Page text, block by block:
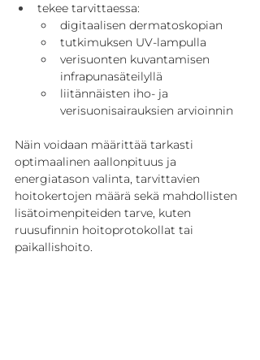
tekee tarvittaessa:
digitaalisen dermatoskopian
tutkimuksen UV-lampulla
verisuonten kuvantamisen
infrapunasäteilyllä
liitännäisten iho- ja
verisuonisairauksien arvioinnin
Näin voidaan määrittää tarkasti
optimaalinen aallonpituus ja
energiatason valinta, tarvittavien
hoitokertojen määrä sekä mahdollisten
lisätoimenpiteiden tarve, kuten
ruusufinnin hoitoprotokollat tai
paikallishoito.